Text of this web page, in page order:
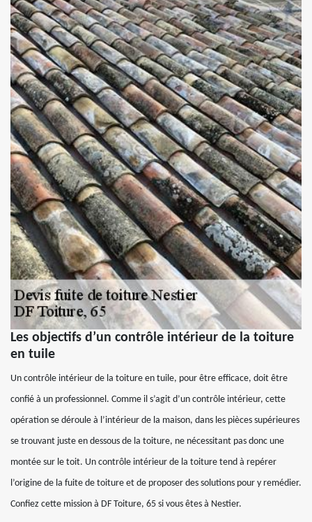
Les objectifs d’un contrôle intérieur de la toiture
en tuile
Un contrôle intérieur de la toiture en tuile, pour être efficace, doit être
confié à un professionnel. Comme il s’agit d’un contrôle intérieur, cette
opération se déroule à l’intérieur de la maison, dans les pièces supérieures
se trouvant juste en dessous de la toiture, ne nécessitant pas donc une
montée sur le toit. Un contrôle intérieur de la toiture tend à repérer
l’origine de la fuite de toiture et de proposer des solutions pour y remédier.
Confiez cette mission à DF Toiture, 65 si vous êtes à Nestier.